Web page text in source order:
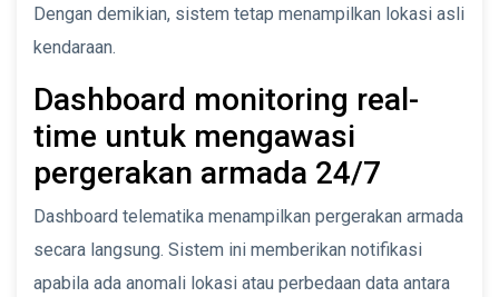
Dengan demikian, sistem tetap menampilkan lokasi asli
kendaraan.
Dashboard monitoring real-
time untuk mengawasi
pergerakan armada 24/7
Dashboard telematika menampilkan pergerakan armada
secara langsung. Sistem ini memberikan notifikasi
apabila ada anomali lokasi atau perbedaan data antara